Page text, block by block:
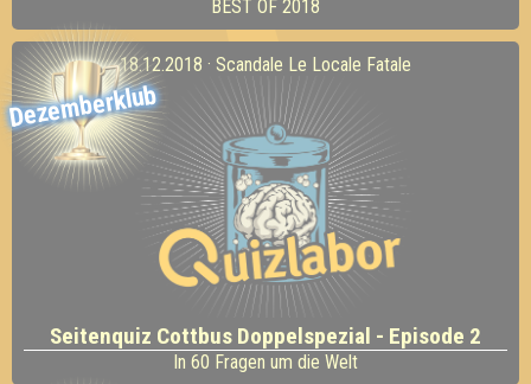
BEST OF 2018
Dezemberklub
18.12.2018 · Scandale Le Locale Fatale
Seitenquiz Cottbus Doppelspezial - Episode 2
In 60 Fragen um die Welt